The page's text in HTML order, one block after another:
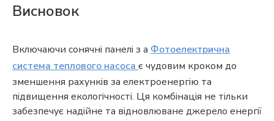
Висновок
Включаючи сонячні панелі з a Фотоелектрична
система теплового насоса є чудовим кроком до
зменшення рахунків за електроенергію та
підвищення екологічності. Ця комбінація не тільки
забезпечує надійне та відновлюване джерело енергії